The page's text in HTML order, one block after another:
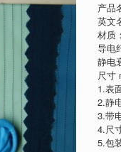
产品
英文
材质
导电
静电
尺寸
1.表
2.静
3.带
4.尺
5.包